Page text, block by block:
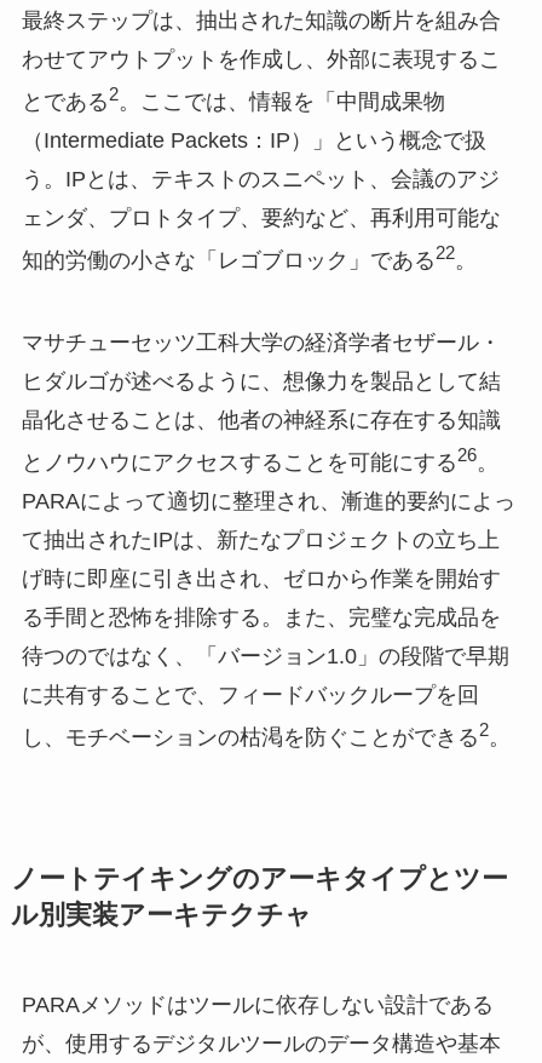
最終ステップは、抽出された知識の断片を組み合
わせてアウトプットを作成し、外部に表現するこ
とである2。ここでは、情報を「中間成果物
（Intermediate Packets：IP）」という概念で扱
う。IPとは、テキストのスニペット、会議のアジ
ェンダ、プロトタイプ、要約など、再利用可能な
知的労働の小さな「レゴブロック」である22。
マサチューセッツ工科大学の経済学者セザール・
ヒダルゴが述べるように、想像力を製品として結
晶化させることは、他者の神経系に存在する知識
とノウハウにアクセスすることを可能にする26。
PARAによって適切に整理され、漸進的要約によっ
て抽出されたIPは、新たなプロジェクトの立ち上
げ時に即座に引き出され、ゼロから作業を開始す
る手間と恐怖を排除する。また、完璧な完成品を
待つのではなく、「バージョン1.0」の段階で早期
に共有することで、フィードバックループを回
し、モチベーションの枯渇を防ぐことができる2。
ノートテイキングのアーキタイプとツー
ル別実装アーキテクチャ
PARAメソッドはツールに依存しない設計である
が、使用するデジタルツールのデータ構造や基本